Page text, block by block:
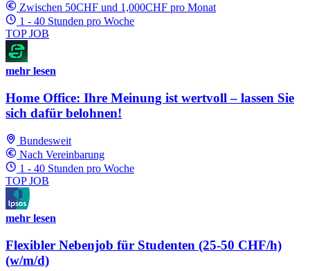
Zwischen 50CHF und 1,000CHF pro Monat
1 - 40 Stunden pro Woche
TOP JOB
mehr lesen
Home Office: Ihre Meinung ist wertvoll – lassen Sie
sich dafür belohnen!
Bundesweit
Nach Vereinbarung
1 - 40 Stunden pro Woche
TOP JOB
mehr lesen
Flexibler Nebenjob für Studenten (25-50 CHF/h)
(w/m/d)